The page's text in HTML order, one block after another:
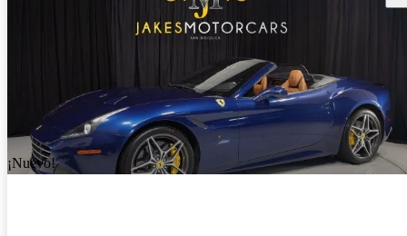
¡Nuevo!